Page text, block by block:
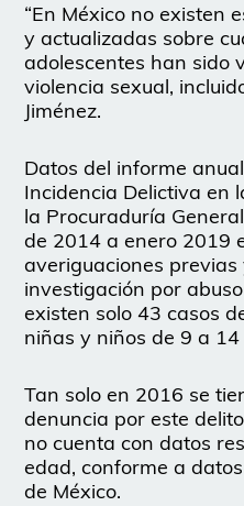
“En México no existen
y actualizadas sobre
adolescentes han sido
violencia sexual,
Jiménez.
Datos del informe
Incidencia Delictiva en
la Procuraduría
de 2014 a enero 2019
averiguaciones
investigación por
existen solo 43 casos
niñas y niños de 9 a 14
Tan solo en 2016 se
denuncia por este
no cuenta con datos
edad, conforme a
de México.